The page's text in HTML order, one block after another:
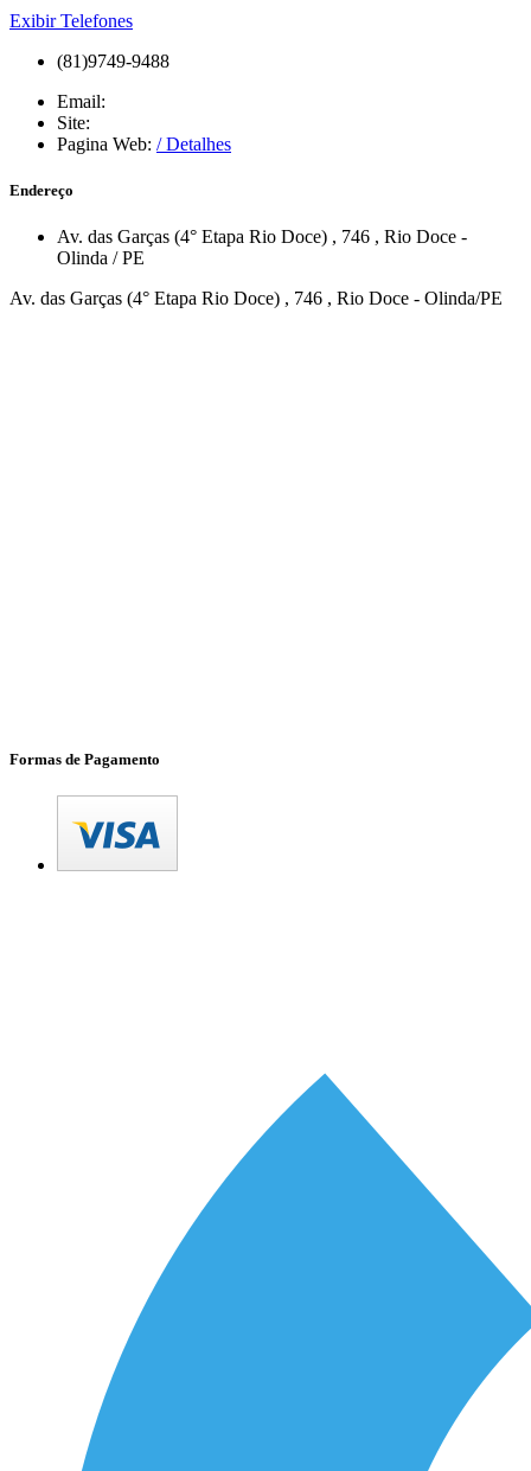
Exibir Telefones
(81)9749-9488
Email:
Site:
Pagina Web: / Detalhes
Endereço
Av. das Garças (4° Etapa Rio Doce) , 746 , Rio Doce -
Olinda /PE
Av. das Garças (4° Etapa Rio Doce) , 746 , Rio Doce - Olinda/PE
Formas de Pagamento